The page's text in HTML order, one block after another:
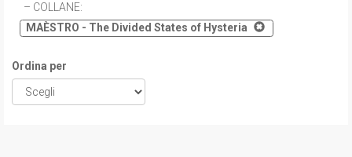
COLLANE:
MAÈSTRO - The Divided States of Hysteria
Ordina per